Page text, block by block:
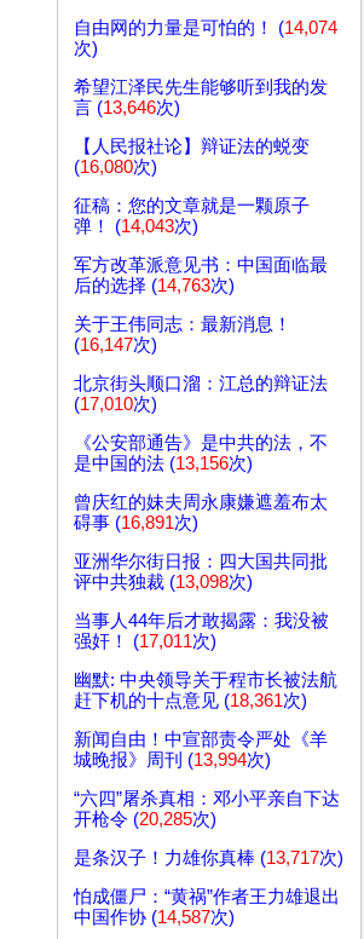
自由网的力量是可怕的！ (14,074
次)
希望江泽民先生能够听到我的发
言 (13,646次)
【人民报社论】辩证法的蜕变
(16,080次)
征稿：您的文章就是一颗原子
弹！ (14,043次)
军方改革派意见书：中国面临最
后的选择 (14,763次)
关于王伟同志：最新消息！
(16,147次)
北京街头顺口溜：江总的辩证法
(17,010次)
《公安部通告》是中共的法，不
是中国的法 (13,156次)
曾庆红的妹夫周永康嫌遮羞布太
碍事 (16,891次)
亚洲华尔街日报：四大国共同批
评中共独裁 (13,098次)
当事人44年后才敢揭露：我没被
强奸！ (17,011次)
幽默: 中央领导关于程市长被法航
赶下机的十点意见 (18,361次)
新闻自由！中宣部责令严处《羊
城晚报》周刊 (13,994次)
“六四”屠杀真相：邓小平亲自下达
开枪令 (20,285次)
是条汉子！力雄你真棒 (13,717次)
怕成僵尸：“黄祸”作者王力雄退出
中国作协 (14,587次)